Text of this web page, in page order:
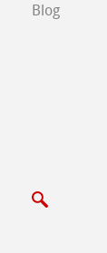
Blog